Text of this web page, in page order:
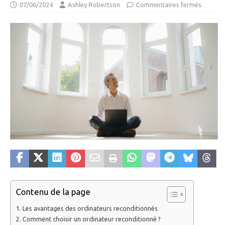
07/06/2024 Ashley Robertson Commentaires fermés
Contenu de la page
Les avantages des ordinateurs reconditionnés
Comment choisir un ordinateur reconditionné ?